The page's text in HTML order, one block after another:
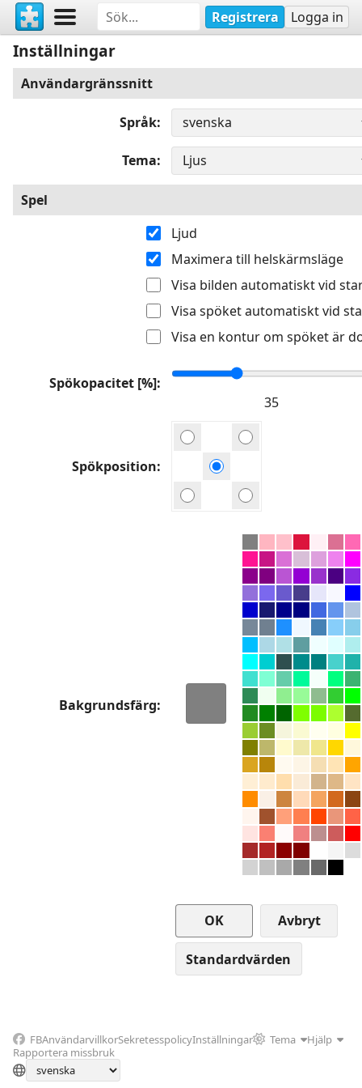
Registrera Logga in
Inställningar
Användargränssnitt
Språk
Tema
Spel
Ljud
Maximera till helskärmsläge
Visa bilden automatiskt vid
Visa spöket automatiskt vid
Visa en kontur om spöket är
Spökopacitet [%]
Spökposition
Bakgrundsfärg
Avbryt
FBAnvändarvillkorSekretesspolicyInställningar Tema
Hjälp
Rapportera missbruk